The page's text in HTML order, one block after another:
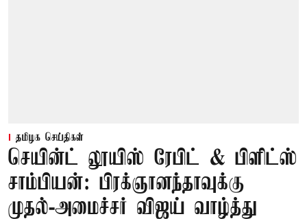
தமிழக செய்திகள்
செயின்ட் லூயிஸ் ரேபிட் & பிளிட்ஸ்
சாம்பியன்: பிரக்ஞானந்தாவுக்கு
முதல்-அமைச்சர் விஜய் வாழ்த்து